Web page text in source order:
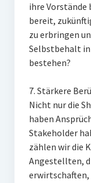
ihre
bereit,
zu erbringen
Selbstbehalt
bestehen?
7. Stärkere
Nicht nur die
haben
Stakeholder
zählen wir die
Angestellten,
erwirtschaften,